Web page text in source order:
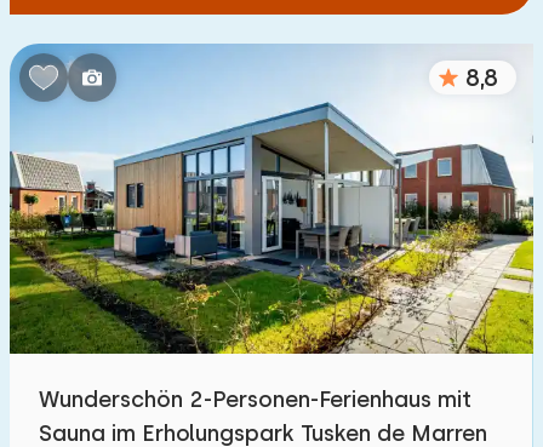
8,8
Wunderschön 2-Personen-Ferienhaus mit
Sauna im Erholungspark Tusken de Marren